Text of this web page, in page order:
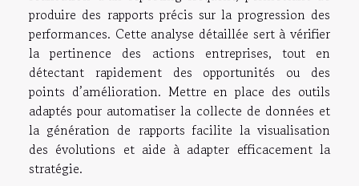
produire des rapports précis sur la progression des
performances. Cette analyse détaillée sert à vérifier
la pertinence des actions entreprises, tout en
détectant rapidement des opportunités ou des
points d’amélioration. Mettre en place des outils
adaptés pour automatiser la collecte de données et
la génération de rapports facilite la visualisation
des évolutions et aide à adapter efficacement la
stratégie.